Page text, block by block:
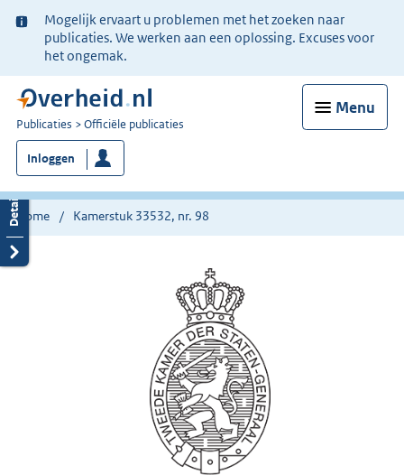
Ter
informatie:
Mogelijk ervaart u problemen met het zoeken naar
publicaties. We werken aan een oplossing. Excuses voor
het ongemak.
Menu
U
bent
nu
hier:
Publicaties Officiële publicaties
Inloggen
Home Kamerstuk 33532, nr. 98